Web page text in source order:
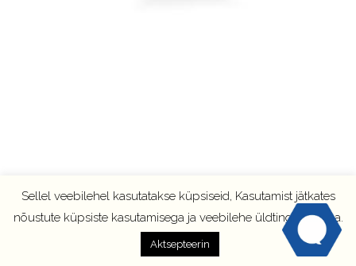
Sellel veebilehel kasutatakse küpsiseid, Kasutamist jätkates
nõustute küpsiste kasutamisega ja veebilehe üldtingimustega.
Aktsepteerin